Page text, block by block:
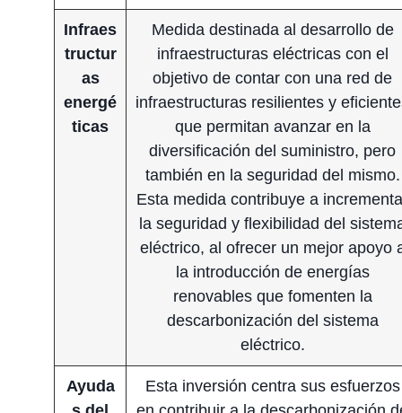
Infraes
tructur
as
energé
ticas
Medida destinada al desarrollo de
infraestructuras eléctricas con el
objetivo de contar con una red de
infraestructuras resilientes y
que permitan avanzar en la
diversificación del suministro, pero
también en la seguridad del mismo.
Esta medida contribuye a
la seguridad y flexibilidad del
eléctrico, al ofrecer un mejor apoyo
la introducción de energías
renovables que fomenten la
descarbonización del sistema
eléctrico.
Ayuda
Esta inversión centra sus esfuerzos